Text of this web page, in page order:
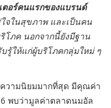
ตอร์คนแรกของแบรนด์
จในสุขภาพ และเป็นคน
โภค นอกจากนี้ยังมีฐาน
รู้ให้แก่ผู้บริโภคกลุ่มใหม่ ๆ
ามนิยมมากที่สุด มีคุณค่า
พบว่ามูลค่าตลาดนมอัล